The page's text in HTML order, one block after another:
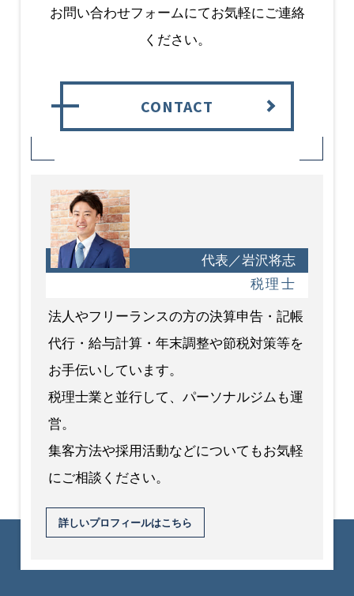
お問い合わせフォームにてお気軽にご連絡
ください。
CONTACT
代表／岩沢将志
税理士
法人やフリーランスの方の決算申告・記帳
代行・給与計算・年末調整や節税対策等を
お手伝いしています。
税理士業と並行して、パーソナルジムも運
営。
集客方法や採用活動などについてもお気軽
にご相談ください。
詳しいプロフィールはこちら